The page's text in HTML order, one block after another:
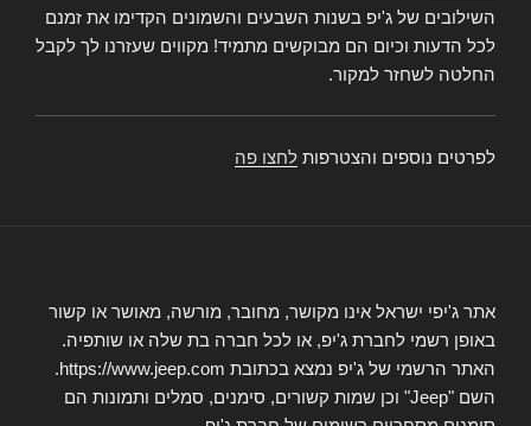
השילובים של ג'יפ בשנות השבעים והשמונים הקדימו את זמנם
לכל הדעות וכיום הם מבוקשים מתמיד! מקווים שעזרנו לך לקבל
החלטה לשחזר למקור.
לפרטים נוספים והצטרפות לחצו פה
אתר ג'יפי ישראל אינו מקושר, מחובר, מורשה, מאושר או קשור
באופן רשמי לחברת ג'יפ, או לכל חברה בת שלה או שותפיה.
האתר הרשמי של ג'יפ נמצא בכתובת https://www.jeep.com.
השם "Jeep" וכן שמות קשורים, סימנים, סמלים ותמונות הם